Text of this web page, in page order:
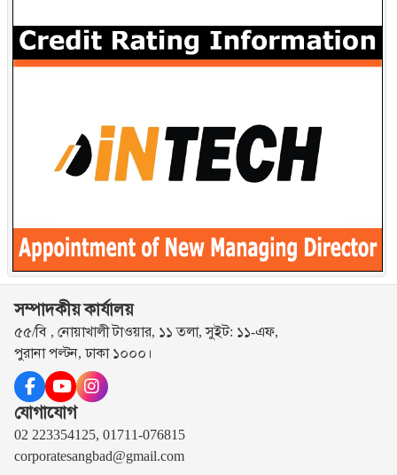
সম্পাদকীয় কার্যালয়
৫৫/বি , নোয়াখালী টাওয়ার, ১১ তলা, সুইট: ১১-এফ,
পুরানা পল্টন, ঢাকা ১০০০।
যোগাযোগ
02 223354125, 01711-076815
corporatesangbad@gmail.com